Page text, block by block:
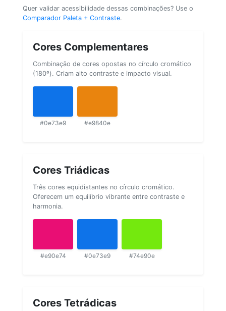
Quer validar acessibilidade dessas combinações? Use o
Comparador Paleta + Contraste.
Cores Complementares
Combinação de cores opostas no círculo cromático
(180º). Criam alto contraste e impacto visual.
#0e73e9 #e9840e
Cores Triádicas
Três cores equidistantes no círculo cromático.
Oferecem um equilíbrio vibrante entre contraste e
harmonia.
#e90e74 #0e73e9 #74e90e
Cores Tetrádicas